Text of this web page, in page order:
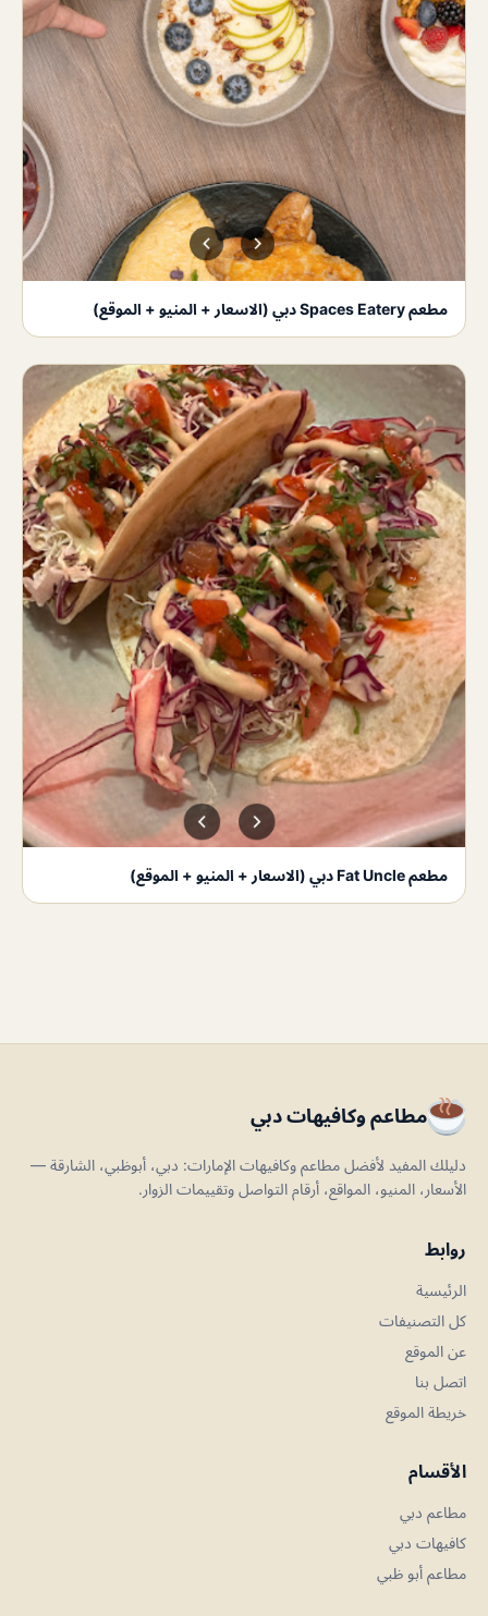
مطعم Spaces Eatery دبي (الاسعار + المنيو + الموقع)
مطعم Fat Uncle دبي (الاسعار + المنيو + الموقع)
مطاعم وكافيهات دبي
دليلك المفيد لأفضل مطاعم وكافيهات الإمارات: دبي، أبوظبي، الشارقة —
الأسعار، المنيو، المواقع، أرقام التواصل وتقييمات الزوار.
روابط
الرئيسية
كل التصنيفات
عن الموقع
اتصل بنا
خريطة الموقع
الأقسام
مطاعم دبي
كافيهات دبي
مطاعم أبو ظبي